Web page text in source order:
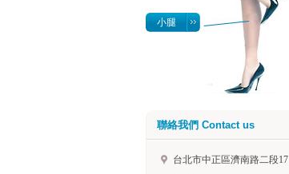
小腿
聯絡我們 Contact us
台北市中正區濟南路二段17